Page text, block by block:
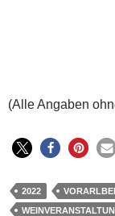
(Alle Angaben
2022